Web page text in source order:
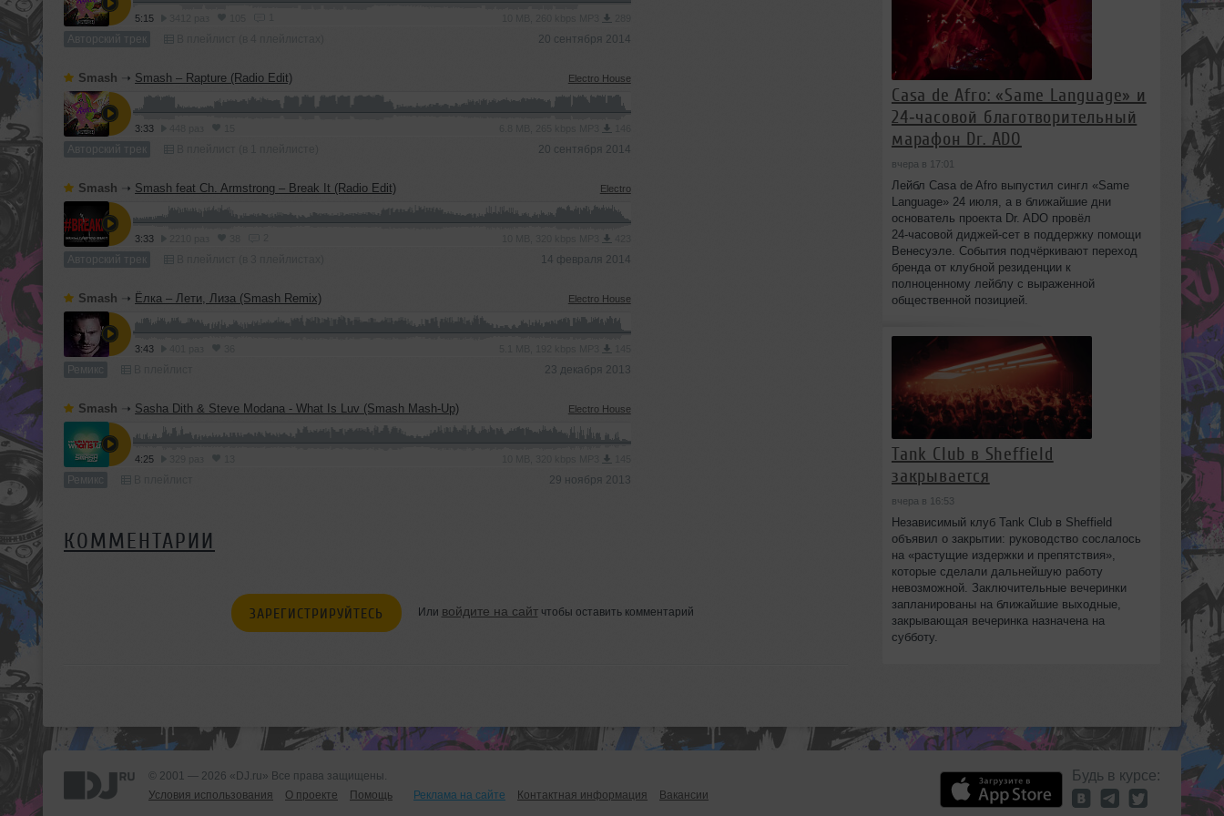
5:15
Авторский трек 20 сентября 2014
Smash ➝ Smash – Rapture (Radio Edit) Electro House
3:33
Авторский трек 20 сентября 2014
Smash ➝ Smash feat Ch. Armstrong – Break It (Radio Edit) Electro
3:33
Авторский трек 14 февраля 2014
Smash ➝ Ёлка – Лети, Лиза (Smash Remix) Electro House
3:43
Ремикс 23 декабря 2013
Smash ➝ Sasha Dith & Steve Modana - What Is Luv (Smash Mash-Up) Electro House
4:25
Ремикс 29 ноября 2013
КОММЕНТАРИИ
ЗАРЕГИСТРИРУЙТЕСЬ Или войдите на сайтчтобы оставить комментарий
Casa de Afro: «Same Language» и
24‑часовой благотворительный
марафон Dr. ADO
вчера в 17:01
Лейбл Casa de Afro выпустил сингл «Same
Language» 24 июля, а в ближайшие дни
основатель проекта Dr. ADO провёл
24‑часовой диджей‑сет в поддержку помощи
Венесуэле. События подчёркивают переход
бренда от клубной резиденции к
полноценному лейблу с выраженной
общественной позицией.
Tank Club в Sheffield
закрывается
вчера в 16:53
Независимый клуб Tank Club в Sheffield
объявил о закрытии: руководство сослалось
на «растущие издержки и препятствия»,
которые сделали дальнейшую работу
невозможной. Заключительные вечеринки
запланированы на ближайшие выходные,
закрывающая вечеринка назначена на
субботу.
© 2001 — 2026 «DJ.ru» Все права защищены.
Условия использования
О проекте Помощь Реклама на сайте Контактная информация Вакансии
Будь в курсе: